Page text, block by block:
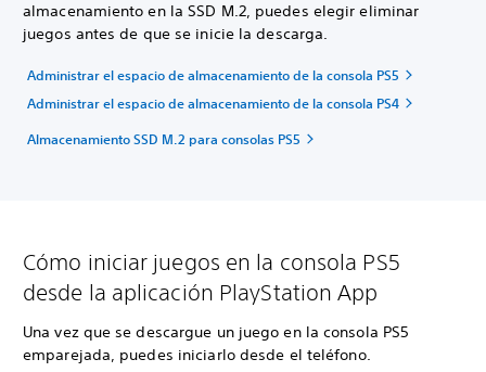
almacenamiento en la SSD M.2, puedes elegir eliminar
juegos antes de que se inicie la descarga.
Administrar el espacio de almacenamiento de la consola PS5
Administrar el espacio de almacenamiento de la consola PS4
Almacenamiento SSD M.2 para consolas PS5
Cómo iniciar juegos en la consola PS5
desde la aplicación PlayStation App
Una vez que se descargue un juego en la consola PS5
emparejada, puedes iniciarlo desde el teléfono.